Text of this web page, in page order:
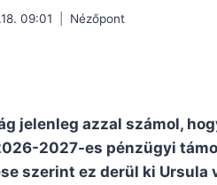
09:01 Nézőpont
jelenleg azzal számol,
2027-es pénzügyi
szerint ez derül ki Ursula